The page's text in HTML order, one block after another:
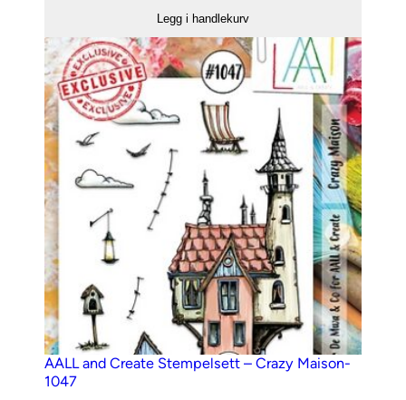
–
773
antall
Legg i handlekurv
AALL and Create Stempelsett – Crazy Maison-
1047